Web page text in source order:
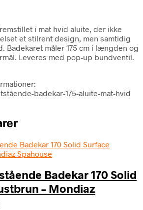
i mat hvid aluite, der ikke
et stilrent design, men samtidig
Badekaret måler 175 cm i længden og
Leveres med pop-up bundventil.
badekar-175-aluite-mat-hvid
Badekar 170 Solid
– Mondiaz